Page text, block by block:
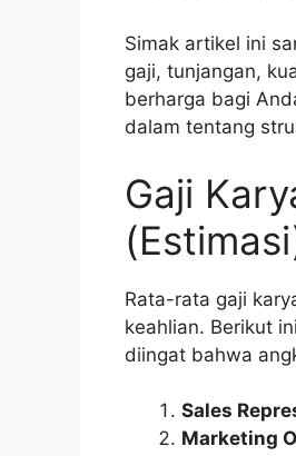
Simak artikel ini
gaji, tunjangan,
berharga bagi
dalam tentang
Gaji
Rata-rata gaji
keahlian. Berikut
diingat bahwa
Sales
Marketing